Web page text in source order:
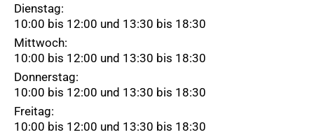
Dienstag:
10:00 bis 12:00 und 13:30 bis 18:30
Mittwoch:
10:00 bis 12:00 und 13:30 bis 18:30
Donnerstag:
10:00 bis 12:00 und 13:30 bis 18:30
Freitag:
10:00 bis 12:00 und 13:30 bis 18:30